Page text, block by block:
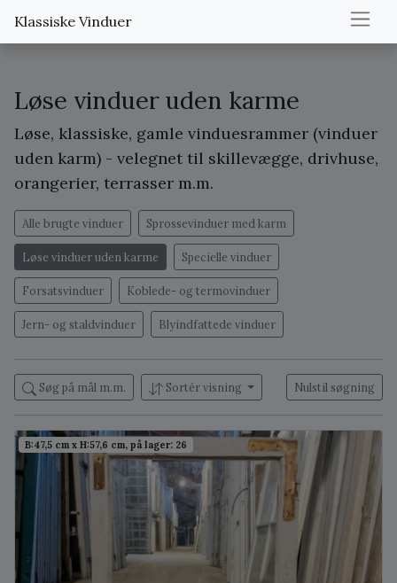
Klassiske Vinduer
Løse vinduer uden karme
Løse, klassiske, gamle vinduesrammer (vinduer
uden karm) - velegnet til skillevægge, drivhuse,
orangerier, terrasser m.m.
Alle brugte vinduer Sprossevinduer med karm
Løse vinduer uden karme Specielle vinduer
Forsatsvinduer Koblede- og termovinduer
Jern- og staldvinduer Blyindfattede vinduer
Søg på mål m.m. Sortér visning Nulstil søgning
B:47,5 cm x H:57,6 cm, på lager: 26